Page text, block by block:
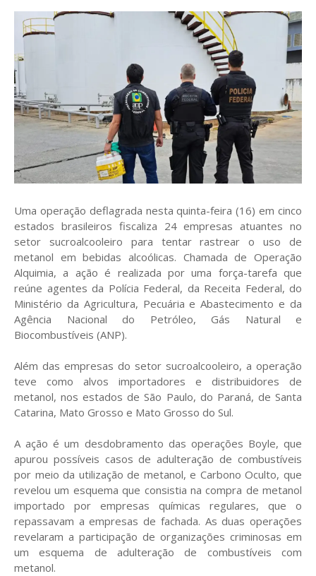
Uma operação deflagrada nesta quinta-feira (16) em cinco
estados brasileiros fiscaliza 24 empresas atuantes no
setor sucroalcooleiro para tentar rastrear o uso de
metanol em bebidas alcoólicas. Chamada de Operação
Alquimia, a ação é realizada por uma força-tarefa que
reúne agentes da Polícia Federal, da Receita Federal, do
Ministério da Agricultura, Pecuária e Abastecimento e da
Agência Nacional do Petróleo, Gás Natural e
Biocombustíveis (ANP).
Além das empresas do setor sucroalcooleiro, a operação
teve como alvos importadores e distribuidores de
metanol, nos estados de São Paulo, do Paraná, de Santa
Catarina, Mato Grosso e Mato Grosso do Sul.
A ação é um desdobramento das operações Boyle, que
apurou possíveis casos de adulteração de combustíveis
por meio da utilização de metanol, e Carbono Oculto, que
revelou um esquema que consistia na compra de metanol
importado por empresas químicas regulares, que o
repassavam a empresas de fachada. As duas operações
revelaram a participação de organizações criminosas em
um esquema de adulteração de combustíveis com
metanol.